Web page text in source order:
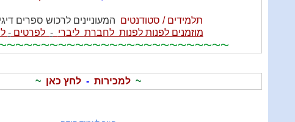
תלמידים / סטודנטים המעוניינים לרכוש ספרים
מוזמנים לפנות לפנות לחברת ליברי - לפרטים-
~ למכירות-לחץ כאן~